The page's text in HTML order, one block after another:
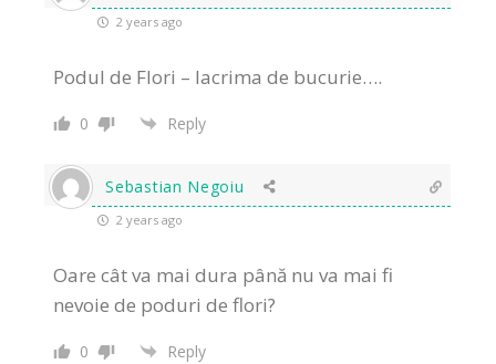
2 years ago
Podul de Flori – lacrima de bucurie….
0 Reply
Sebastian Negoiu
2 years ago
Oare cât va mai dura până nu va mai fi
nevoie de poduri de flori?
0 Reply